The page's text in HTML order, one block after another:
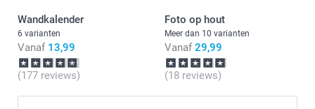
Wandkalender
6 varianten
Vanaf 13,99
(177 reviews)
Foto op hout
Meer dan 10 varianten
Vanaf 29,99
(18 reviews)